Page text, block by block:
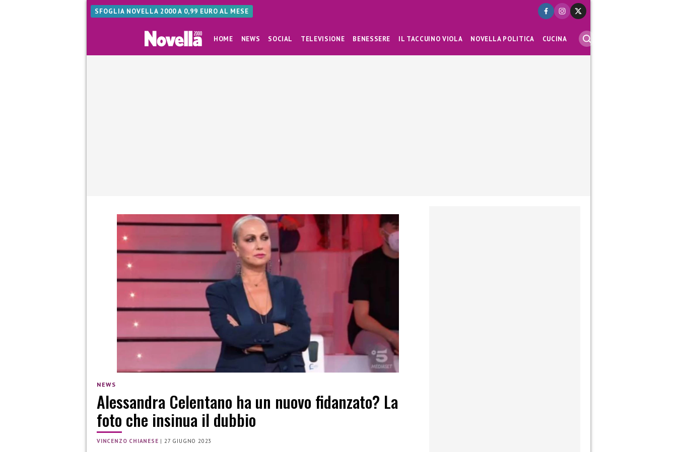
SFOGLIA NOVELLA 2000 A 0,99 EURO AL MESE
HOME NEWS SOCIAL TELEVISIONE BENESSERE IL TACCUINO VIOLA NOVELLA POLITICA CUCINA
NEWS
Alessandra Celentano ha un nuovo fidanzato? La
foto che insinua il dubbio
VINCENZO CHIANESE |27 GIUGNO 2023